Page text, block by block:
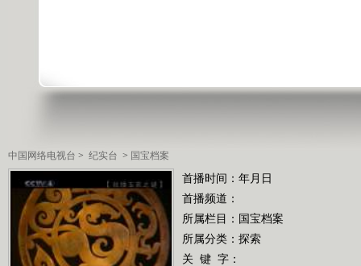
中国网络电视台 > 纪实台 > 国宝档案
首播时间：年月日
首播频道：
所属栏目： 国宝档案
所属分类：探索
关 键 字：